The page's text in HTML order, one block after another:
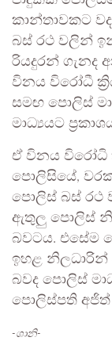
කාන්තාවකට
බස් රථ වලින්
රියදුරන් ගැනද
විනය වි‌රෝධී
සමඟ පොලිස්
මාධ්‍යයට
ඒ විනය විරෝධි
පොලිසියේ,
පොලිස් බස් රථ
ඇතුලු පොලිස්
බවටය. එසේම
ඉහළ
බවද පොලිස්
පොලිස්පති
-ශානි-